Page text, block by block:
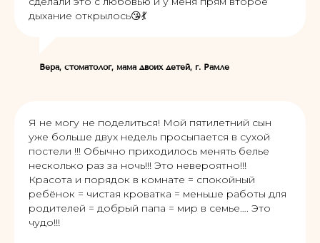
дыхание открылось😘💃
Вера, стоматолог, мама двоих детей, г. Рамле
Я не могу не поделиться! Мой пятилетний сын
уже больше двух недель просыпается в сухой
постели !!! Обычно приходилось менять белье
несколько раз за ночь!!! Это невероятно!!!
Красота и порядок в комнате = спокойный
ребёнок = чистая кроватка = меньше работы для
родителей = добрый папа = мир в семье…. Это
чудо!!!